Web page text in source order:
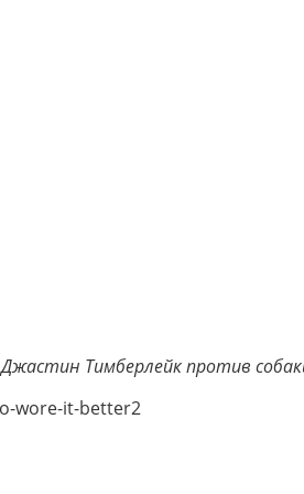
Джастин Тимберлейк против